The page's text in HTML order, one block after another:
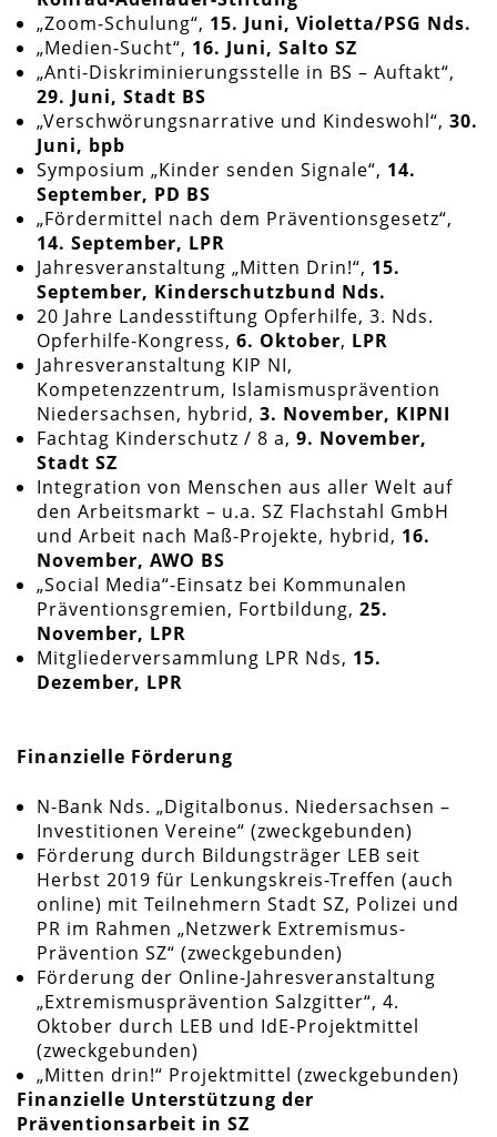
„Zoom-Schulung“, 15. Juni, Violetta/PSG Nds.
„Medien-Sucht“, 16. Juni, Salto SZ
„Anti-Diskriminierungsstelle in BS – Auftakt“,
29. Juni, Stadt BS
„Verschwörungsnarrative und Kindeswohl“, 30.
Juni, bpb
Symposium „Kinder senden Signale“, 14.
September, PD BS
„Fördermittel nach dem Präventionsgesetz“,
14. September, LPR
Jahresveranstaltung „Mitten Drin!“, 15.
September, Kinderschutzbund Nds.
20 Jahre Landesstiftung Opferhilfe, 3. Nds.
Opferhilfe-Kongress, 6. Oktober, LPR
Jahresveranstaltung KIP NI,
Kompetenzzentrum, Islamismusprävention
Niedersachsen, hybrid, 3. November, KIPNI
Fachtag Kinderschutz / 8 a, 9. November,
Stadt SZ
Integration von Menschen aus aller Welt auf
den Arbeitsmarkt – u.a. SZ Flachstahl GmbH
und Arbeit nach Maß-Projekte, hybrid, 16.
November, AWO BS
„Social Media“-Einsatz bei Kommunalen
Präventionsgremien, Fortbildung, 25.
November, LPR
Mitgliederversammlung LPR Nds, 15.
Dezember, LPR
Finanzielle Förderung
N-Bank Nds. „Digitalbonus. Niedersachsen –
Investitionen Vereine“ (zweckgebunden)
Förderung durch Bildungsträger LEB seit
Herbst 2019 für Lenkungskreis-Treffen (auch
online) mit Teilnehmern Stadt SZ, Polizei und
PR im Rahmen „Netzwerk Extremismus-
Prävention SZ“ (zweckgebunden)
Förderung der Online-Jahresveranstaltung
„Extremismusprävention Salzgitter“, 4.
Oktober durch LEB und IdE-Projektmittel
(zweckgebunden)
„Mitten drin!“ Projektmittel (zweckgebunden)
Finanzielle Unterstützung der
Präventionsarbeit in SZ